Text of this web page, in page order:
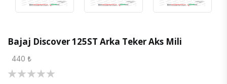
Bajaj Discover 125ST Arka Teker Aks Mili
440 ₺